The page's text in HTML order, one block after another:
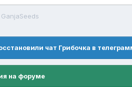
чат Грибочка в
на форуме